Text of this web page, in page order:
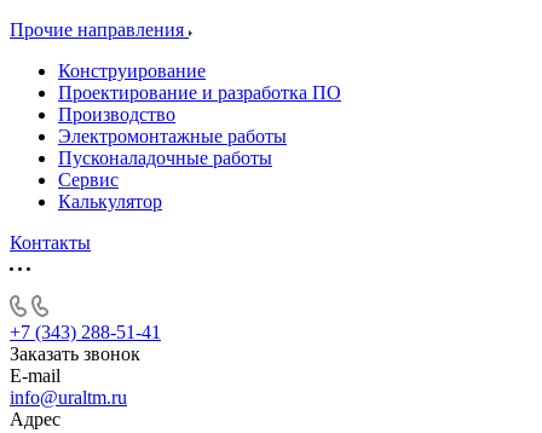
Прочие направления
Конструирование
Проектирование и разработка ПО
Производство
Электромонтажные работы
Пусконаладочные работы
Сервис
Калькулятор
Контакты
+7 (343) 288-51-41
Заказать звонок
E-mail
info@uraltm.ru
Адрес